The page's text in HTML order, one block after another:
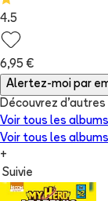
4.5
6,95 €
Alertez-moi par
Découvrez d'autres
Voir tous les albums
Voir tous les albums
+
Suivie